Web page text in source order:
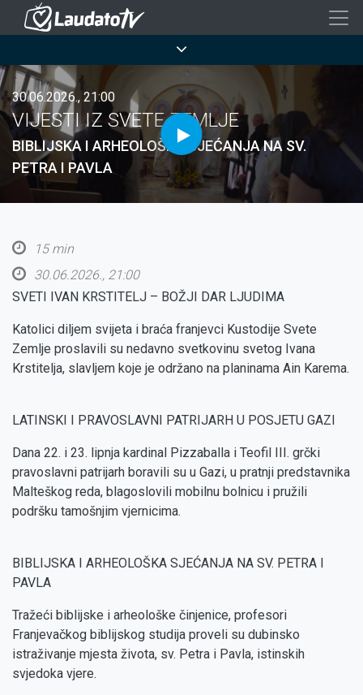
Skoči
sadržaj
30.06.2026., 21:00
VIJESTI IZ SVETE ZEMLJE
BIBLIJSKA I ARHEOLOŠKA SJEĆANJA NA SV.
PETRA I PAVLA
15 min
30.06.2026., 21:00
SVETI IVAN KRSTITELJ – BOŽJI DAR LJUDIMA
Katolici diljem svijeta i braća franjevci Kustodije Svete
Zemlje proslavili su nedavno svetkovinu svetog Ivana
Krstitelja, slavljem koje je održano na planinama Ain Karema.
LATINSKI I PRAVOSLAVNI PATRIJARH U POSJETU GAZI
Dana 22. i 23. lipnja kardinal Pizzaballa i Teofil III. grčki
pravoslavni patrijarh boravili su u Gazi, u pratnji predstavnika
Malteškog reda, blagoslovili mobilnu bolnicu i pružili
podršku tamošnjim vjernicima.
BIBLIJSKA I ARHEOLOŠKA SJEĆANJA NA SV. PETRA I
PAVLA
Tražeći biblijske i arheološke činjenice, profesori
Franjevačkog biblijskog studija proveli su dubinsko
istraživanje mjesta života, sv. Petra i Pavla, istinskih
svjedoka vjere.